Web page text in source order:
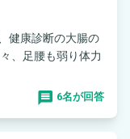
健康診断の大腸の
6名が回答